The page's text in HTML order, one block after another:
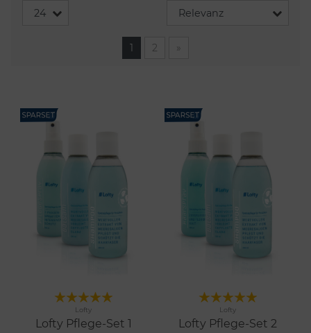
1 2 »
Merken
Lofty
Lofty Pflege-Set 1
Merken
Lofty
Lofty Pflege-Set 2